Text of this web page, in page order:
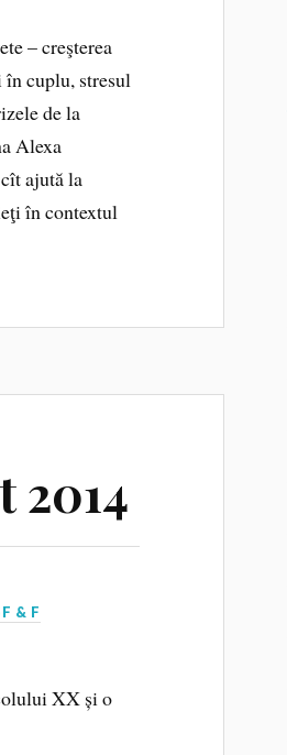
– creşterea
cuplu, stresul
de la
Alexa
ajută la
în contextul
2014
& F
XX și o